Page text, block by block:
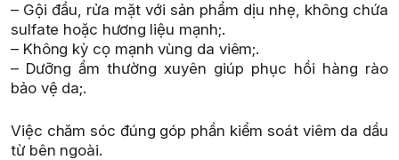
– Gội đầu, rửa mặt với sản phẩm dịu nhẹ, không chứa
sulfate hoặc hương liệu mạnh;.
– Không kỳ cọ mạnh vùng da viêm;.
– Dưỡng ẩm thường xuyên giúp phục hồi hàng rào
bảo vệ da;.
Việc chăm sóc đúng góp phần kiểm soát viêm da dầu
từ bên ngoài.